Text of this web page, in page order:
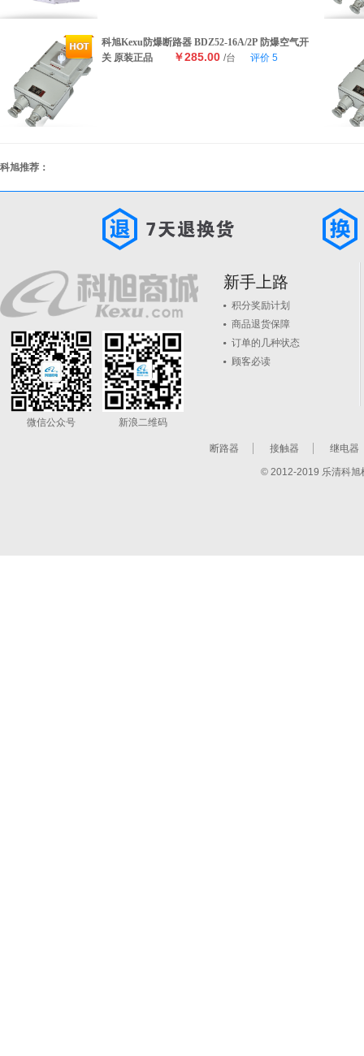
科旭Kexu防爆断路器 BDZ52-16A/2P 防爆空气开
关 原装正品
￥285.00 /台 评价 5
科旭推荐：
微信公众号 新浪二维码
新手上路
积分奖励计划
商品退货保障
订单的几种状态
顾客必读
断路器 接触器 继电器
© 2012-2019 乐清科旭